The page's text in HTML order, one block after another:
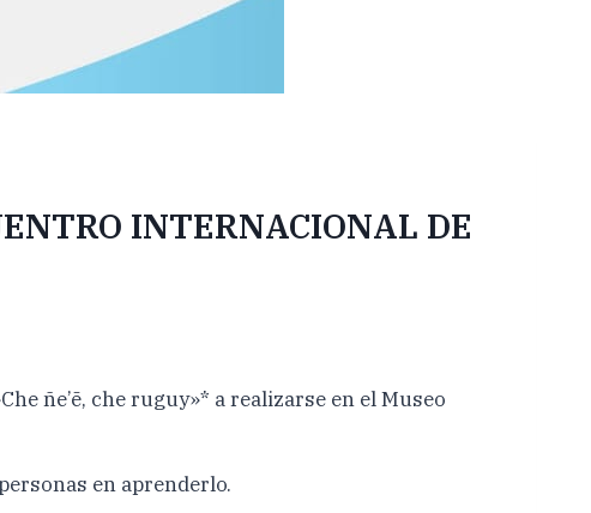
INTERNACIONAL DE
ñe’ē, che ruguy»* a realizarse en el Museo
en aprenderlo.